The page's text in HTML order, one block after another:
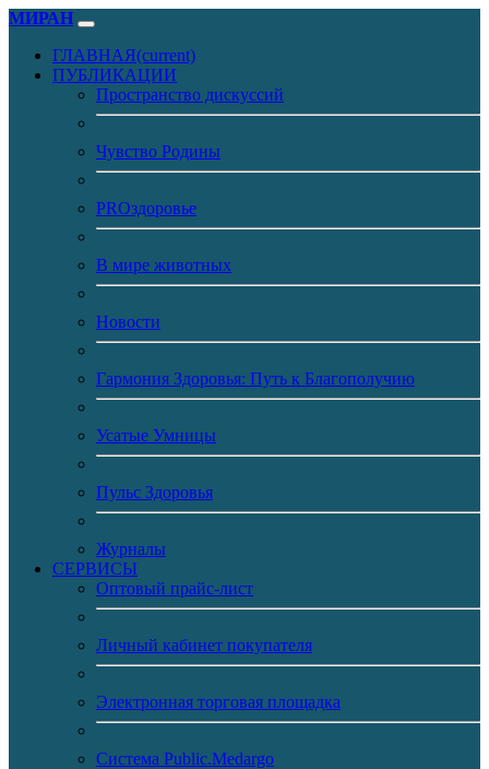
МИРАН
ГЛАВНАЯ(current)
ПУБЛИКАЦИИ
Пространство дискуссий
Чувство Родины
PROздоровье
В мире животных
Новости
Гармония Здоровья: Путь к Благополучию
Усатые Умницы
Пульс Здоровья
Журналы
CЕРВИСЫ
Оптовый прайс-лист
Личный кабинет покупателя
Электронная торговая площадка
Система Public.Medargo